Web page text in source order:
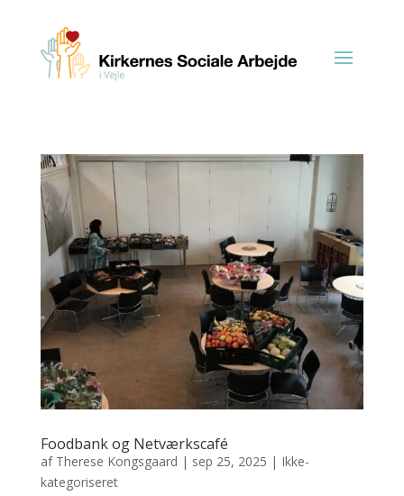
Foodbank og Netværkscafé
af Therese Kongsgaard | sep 25, 2025 | Ikke-
kategoriseret